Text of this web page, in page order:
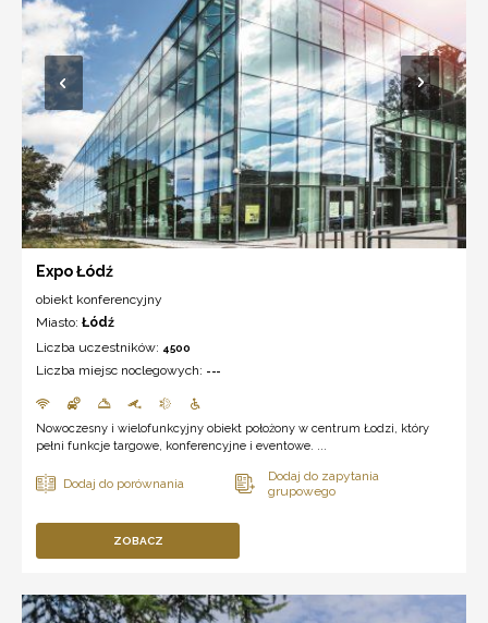
Expo Łódź
obiekt konferencyjny
Miasto: Łódź
Liczba uczestników: 4500
Liczba miejsc noclegowych: ---
Nowoczesny i wielofunkcyjny obiekt położony w centrum Łodzi, który
pełni funkcje targowe, konferencyjne i eventowe. ...
ZOBACZ